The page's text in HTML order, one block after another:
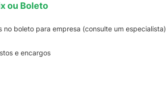
ou Boleto
no boleto para empresa (consulte um especialista)
e encargos